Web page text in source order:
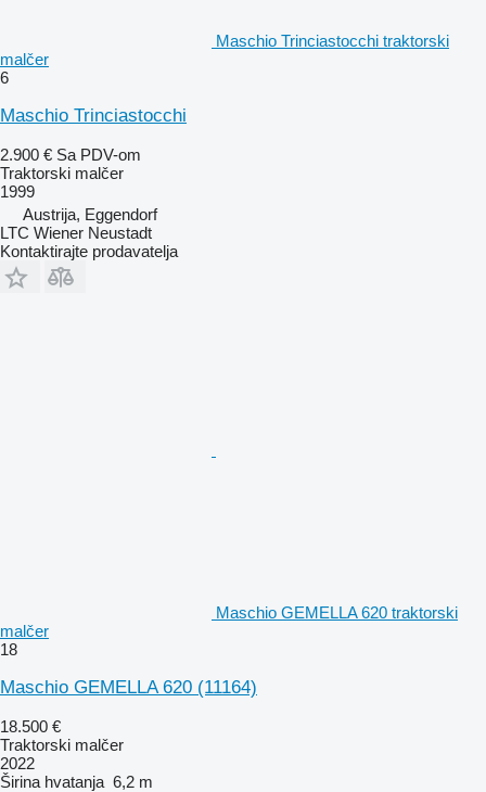
Maschio Trinciastocchi traktorski
malčer
6
Maschio Trinciastocchi
2.900 € Sa PDV-om
Traktorski malčer
1999
Austrija, Eggendorf
LTC Wiener Neustadt
Kontaktirajte prodavatelja
Maschio GEMELLA 620 traktorski
malčer
18
Maschio GEMELLA 620 (11164)
18.500 €
Traktorski malčer
2022
Širina hvatanja 6,2 m